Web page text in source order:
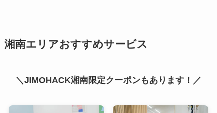
湘南エリアおすすめサービス
＼JIMOHACK湘南限定クーポンもあります！／